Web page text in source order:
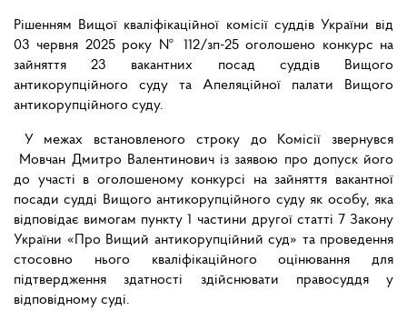
Рішенням Вищої кваліфікаційної комісії суддів України від
03 червня 2025 року № 112/зп-25 оголошено конкурс на
зайняття 23 вакантних посад суддів Вищого
антикорупційного суду та Апеляційної палати Вищого
антикорупційного суду.
У межах встановленого строку до Комісії звернувся
Мовчан Дмитро Валентинович із заявою про допуск його
до участі в оголошеному конкурсі на зайняття вакантної
посади судді Вищого антикорупційного суду як особу, яка
відповідає вимогам пункту 1 частини другої статті 7 Закону
України «Про Вищий антикорупційний суд» та проведення
стосовно нього кваліфікаційного оцінювання для
підтвердження здатності здійснювати правосуддя у
відповідному суді.